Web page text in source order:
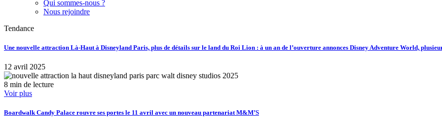
Qui sommes-nous ?
Nous rejoindre
Tendance
Une nouvelle attraction Là-Haut à Disneyland Paris, plus de détails sur le land du Roi Lion : à un an de l’ouverture annonces Disney Adventure World,
12 avril 2025
8 min de lecture
Voir plus
Boardwalk Candy Palace rouvre ses portes le 11 avril avec un nouveau partenariat M&M’S